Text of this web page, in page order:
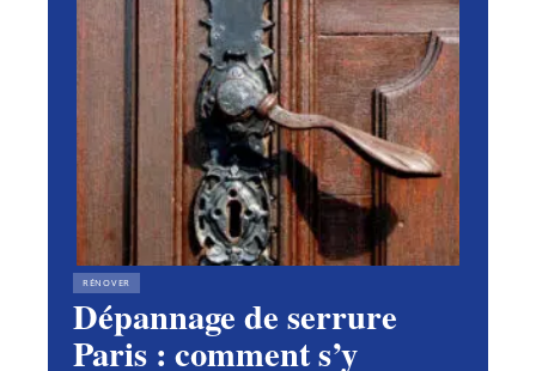
RÉNOVER
Dépannage de serrure
Paris : comment s’y